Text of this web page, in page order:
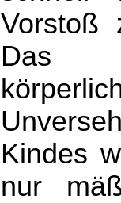
Vorstoß
Das
Kindes
nur